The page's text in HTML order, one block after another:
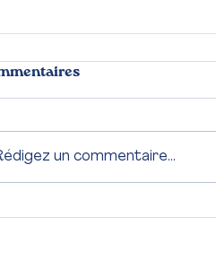
un commentaire...